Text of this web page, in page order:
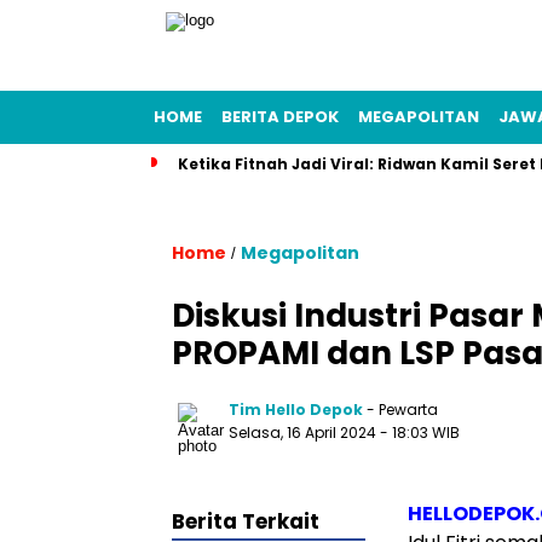
HOME BERITA DEPOK MEGAPOLITAN
Ketika Fitnah Jadi Viral: Ridwan Kamil
Home / Megapolitan
Diskusi Industri Pasar
PROPAMI dan LSP
Tim Hello Depok- Pewarta
Selasa, 16 April 2024 - 18:03 WIB
Berita Terkait